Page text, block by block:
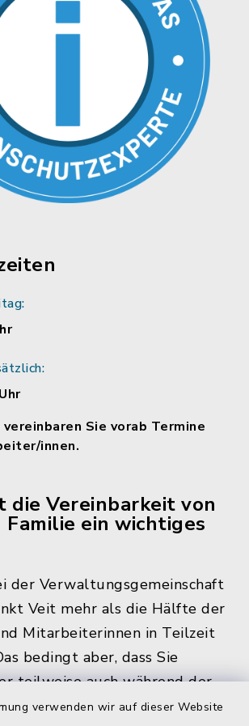
verwenden wir auf dieser Website
Sie vorab Termine
innen.
die Vereinbarkeit von
ein wichtiges
der Verwaltungsgemeinschaft
Veit mehr als die Hälfte der
Mitarbeiterinnen in Teilzeit
bedingt aber, dass Sie
teilweise auch während der
und zu den